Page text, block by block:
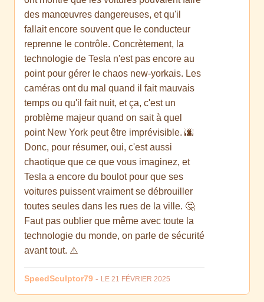
des manœuvres dangereuses, et qu'il
fallait encore souvent que le conducteur
reprenne le contrôle. Concrètement, la
technologie de Tesla n'est pas encore au
point pour gérer le chaos new-yorkais. Les
caméras ont du mal quand il fait mauvais
temps ou qu'il fait nuit, et ça, c'est un
problème majeur quand on sait à quel
point New York peut être imprévisible. 🌆
Donc, pour résumer, oui, c'est aussi
chaotique que ce que vous imaginez, et
Tesla a encore du boulot pour que ses
voitures puissent vraiment se débrouiller
toutes seules dans les rues de la ville. 🤔
Faut pas oublier que même avec toute la
technologie du monde, on parle de sécurité
avant tout. ⚠️
SpeedSculptor79 - LE 21 FÉVRIER 2025